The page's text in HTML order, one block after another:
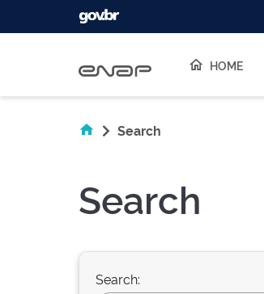
HOME
Search
Search
Search: